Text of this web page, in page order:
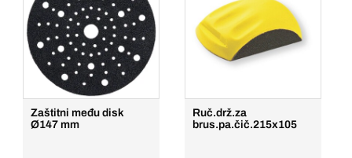
Zaštitni među disk
Ø147 mm
Ruč.drž.za
brus.pa.čič.215x105